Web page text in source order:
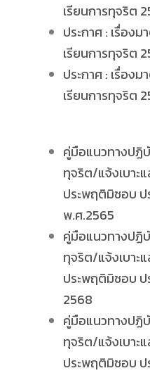
เรียนการทุจริต
ประกาศ : เรื่อง
เรียนการทุจริต
ประกาศ : เรื่อง
เรียนการทุจริต
คู่มือแนวทางปฏิ
ทุจริต/แจ้งเบาะ
ประพฤติมิชอบ ป
พ.ศ.2565
คู่มือแนวทางปฏิ
ทุจริต/แจ้งเบาะ
ประพฤติมิชอบ ป
2568
คู่มือแนวทางปฏิ
ทุจริต/แจ้งเบาะ
ประพฤติมิชอบ ป